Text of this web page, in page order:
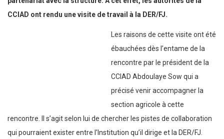
CCIAD ont rendu une visite de travail à la DER/FJ.
Les raisons de cette visite ont été
ébauchées dès l’entame de la
rencontre par le président de la CCIAD Abdoulaye Sow qui a
précisé venir accompagner la section agricole à cette rencontre. Il
s’agit selon lui de chercher les pistes de collaboration qui
pourraient exister entre l’Institution qu’il dirige et la DER/FJ. Ainsi,
le président de la section agricole a profité de cette rencontre pour
porter les besoins des acteurs. Il pense que la structure que dirige